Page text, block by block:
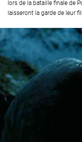
lors de la bataille finale de
laisseront la garde de leur